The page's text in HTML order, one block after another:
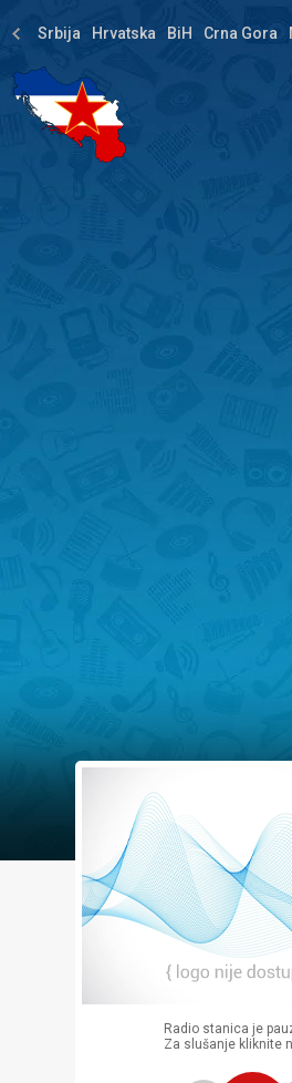
Srbija Hrvatska BiH Crna Gora
Radio stanica je
Za slušanje kliknite